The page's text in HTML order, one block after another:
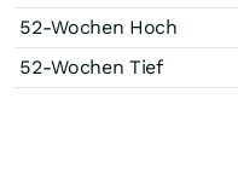
52-Wochen Hoch
52-Wochen Tief